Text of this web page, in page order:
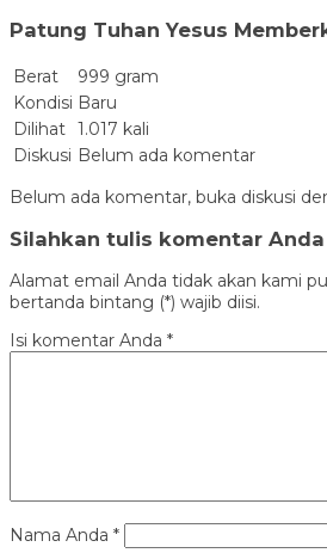
Patung Tuhan Yesus
Berat
999 gram
Kondisi Baru
Dilihat 1.017 kali
Diskusi Belum ada komentar
Belum ada komentar, buka diskusi
Silahkan tulis komentar Anda
Alamat email Anda tidak akan kami
bertanda bintang (*) wajib diisi.
Isi komentar Anda *
Nama Anda *